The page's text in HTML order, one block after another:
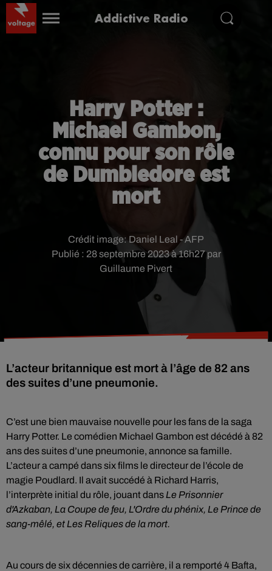
Addictive Radio
Harry Potter :
Michael Gambon,
connu pour son rôle
de Dumbledore est
mort
Publié : 28 septembre 2023 à 16h27 par
Guillaume Pivert
Crédit image:Daniel Leal - AFP
L’acteur britannique est mort à l’âge de 82 ans
des suites d’une pneumonie.
C’est une bien mauvaise nouvelle pour les fans de la saga
Harry Potter. Le comédien Michael Gambon est décédé à 82
ans des suites d’une pneumonie, annonce sa famille.
L’acteur a campé dans six films le directeur de l’école de
magie Poudlard. Il avait succédé à Richard Harris,
l’interprète initial du rôle, jouant dans Le Prisonnier
d'Azkaban, La Coupe de feu, L'Ordre du phénix, Le Prince de
sang-mêlé, et Les Reliques de la mort.
Au cours de six décennies de carrière, il a remporté 4 Bafta,